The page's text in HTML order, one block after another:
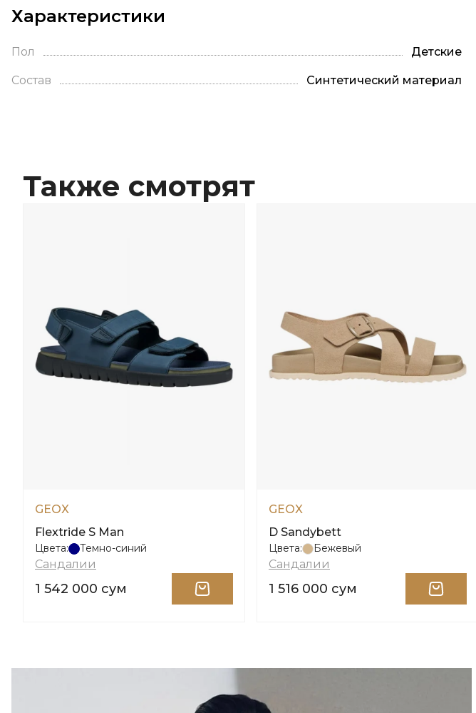
Характеристики
Пол Детские
Состав Синтетический материал
Также смотрят
GEOX
Flextride S Man
Цвета: Темно-синий
Сандалии
1 542 000 сум
GEOX
D Sandybett
Цвета: Бежевый
Сандалии
1 516 000 сум